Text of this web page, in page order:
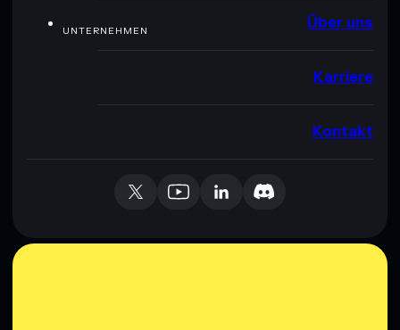
UNTERNEHMEN Über uns
Karriere
Kontakt